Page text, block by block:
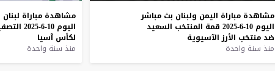
مشاهدة مباراة اليمن ولبنان بث مباشر
اليوم 10-6-2025 قمة المنتخب السعيد
ضد منتخب الأرز الآسيوية
منذ سنة واحدة
مشاهدة مباراة لبنان
اليوم 10-6-2025
لكأس آسيا
منذ سنة واحدة